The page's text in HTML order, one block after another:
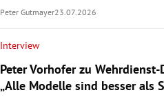
Peter Gutmayer23.07.2026
Interview
Peter Vorhofer zu
„Alle Modelle sind besser als